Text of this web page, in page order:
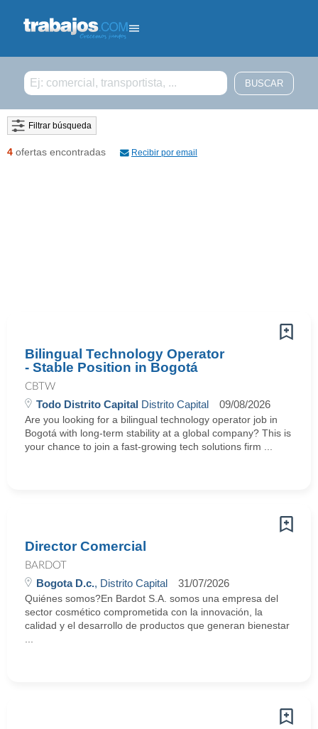
Filtrar búsqueda
4 ofertas encontradas Recibir por email
Bilingual Technology Operator
- Stable Position in Bogotá
CBTW
Todo Distrito Capital Distrito Capital 09/08/2026
Are you looking for a bilingual technology operator job in
Bogotá with long-term stability at a global company? This is
your chance to join a fast-growing tech solutions firm ...
Director Comercial
BARDOT
Bogota D.c., Distrito Capital 31/07/2026
Quiénes somos?En Bardot S.A. somos una empresa del
sector cosmético comprometida con la innovación, la
calidad y el desarrollo de productos que generan bienestar